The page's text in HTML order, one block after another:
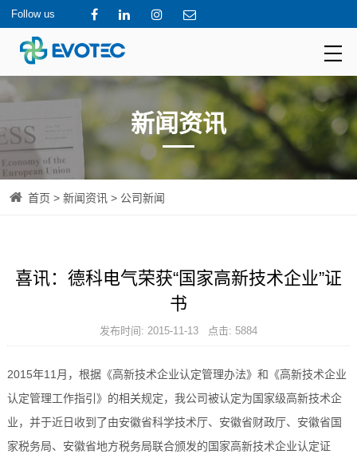
Follow us
新闻资讯
首页 > 新闻资讯 > 公司新闻
喜讯：德科电气荣获“国家高新技术企业”证
书
发布时间: 2015-11-13 点击: 5884
2015年11月，根据《高新技术企业认定管理办法》和《高新技术企业
认定管理工作指引》的相关规定，我公司被认定为国家级高新技术企
业，并于近日收到了由安徽省科学技术厅、安徽省财政厅、安徽省国
家税务局、安徽省地方税务局联合颁发的国家高新技术企业认定证